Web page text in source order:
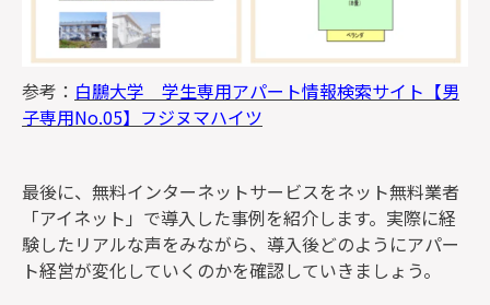
参考： 白鵬大学 学生専用アパート情報検索サイト【男
子専用No.05】フジヌマハイツ
最後に、無料インターネットサービスをネット無料業者
「アイネット」で導入した事例を紹介します。実際に経
験したリアルな声をみながら、導入後どのようにアパー
ト経営が変化していくのかを確認していきましょう。